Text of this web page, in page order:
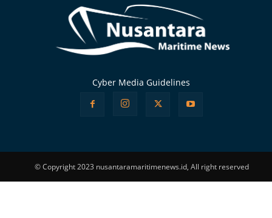
Cyber Media Guidelines
© Copyright 2023 nusantaramaritimenews.id, All right reserved